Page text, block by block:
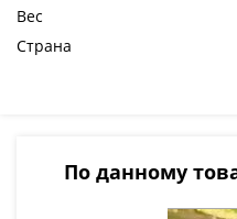
Вес
Страна
По данному